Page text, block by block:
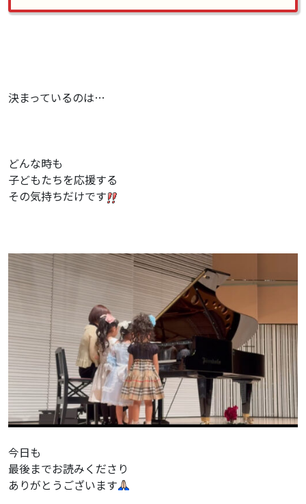
決まっているのは…
どんな時も
子どもたちを応援する
その気持ちだけです
今日も
最後までお読みくださり
ありがとうございます